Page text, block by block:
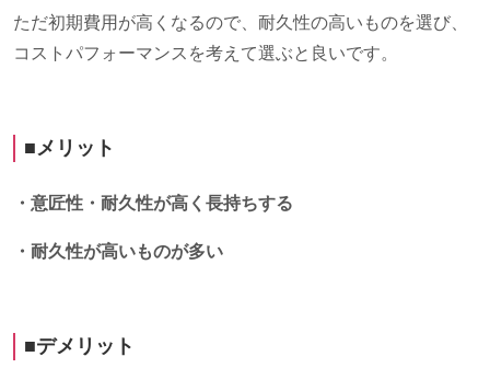
ただ初期費用が高くなるので、耐久性の高いものを選び、
コストパフォーマンスを考えて選ぶと良いです。
■メリット
・意匠性・耐久性が高く長持ちする
・耐久性が高いものが多い
■デメリット